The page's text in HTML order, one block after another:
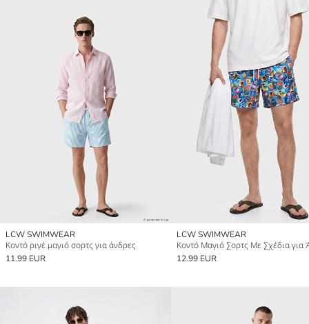
LCW SWIMWEAR
Κοντό ριγέ μαγιό σορτς για άνδρες
11.99 EUR
LCW SWIMWEAR
Κοντό Μαγιό Σορτς Με Σχέδια για
12.99 EUR